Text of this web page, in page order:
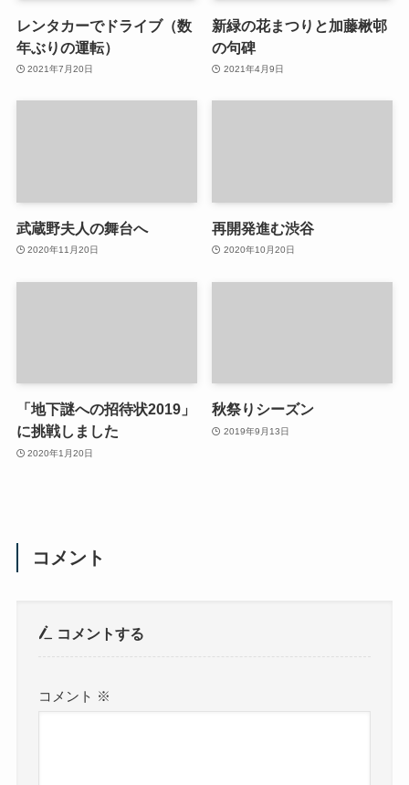
レンタカーでドライブ（数
年ぶりの運転）
2021年7月20日
新緑の花まつりと加藤楸邨
の句碑
2021年4月9日
武蔵野夫人の舞台へ
2020年11月20日
再開発進む渋谷
2020年10月20日
「地下謎への招待状2019」
に挑戦しました
2020年1月20日
秋祭りシーズン
2019年9月13日
コメント
コメントする
コメント ※